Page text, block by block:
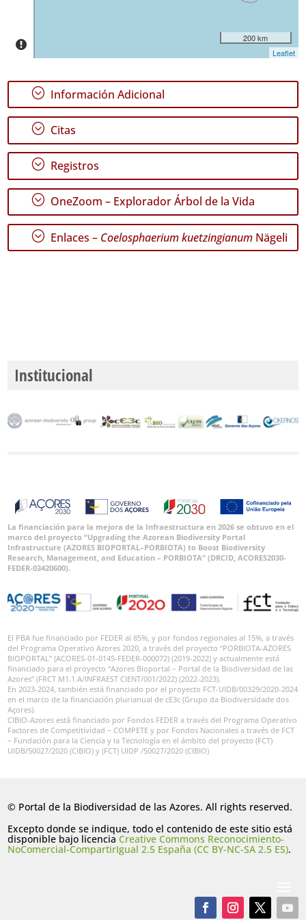
Fechas
GBIF -
Ocurrencias
🔗 GBIF
España
🔗 GBIF
World
200 km
Leaflet
; Información Adicional
; Citas
; Registros
; OneZoom – Explorador Árbol de la Vida
; Enlaces – Coelosphaerium kuetzingianum Nägeli
Institucional
La financiación para la mejora de la Infraestructura en 2026 se obtuvo en el
marco del proyecto “Upgrading the Azorean Biodiversity Portal
Infrastructure (AZORES BIOPORTAL–PORBIOTA) to Boost Biodiversity
Research, Management, and Education – PORBIOTA” (DRCID, ACORES2030-
FEDER-03420600).
El PBA fue financiado por FEDER al 85%, y por fondos regionales al 15%, a través
del Programa Operativo Azores 2020, a través del proyecto “PORBIOTA-AZORES
BIOPORTAL” (ACORES-01-0145-FEDER-000072) (2019-2022) y actualmente está
financiado para el proyecto “Azores Bioportal – Portal de la Biodiversidad de las
Azores” (FRCT M1.1.A/INFRAEST CIENT/001/2022) (2022-2023).
En 2023-2024, también está financiado por el proyecto FCT-UIDB/00329/2020-2024
en el marco de la financiación plurianual de cE3c (Grupo da Biodiversidade dos
Açores).
CIBIO-Azores está financiado por Fondos FEDER a través del Programa Operativo
Factores de Competitividad – COMPETE y por Fondos Nacionales a través de FCT
– Fundación para la Ciencia y la Tecnología en el ámbito del proyecto (FCT)
UIDB/50027/2020 (CIBIO) y (FCT) UIDP /50027/2020 (CIBIO)
© Portal de la Biodiversidad de las Azores. All rights reserved.
Excepto donde se indique, todo el contenido de este sitio está
disponible bajo licenciaCreative Commons Reconocimiento-
NoComercial-CompartirIgual 2.5 España (CC BY-NC-SA 2.5 ES).